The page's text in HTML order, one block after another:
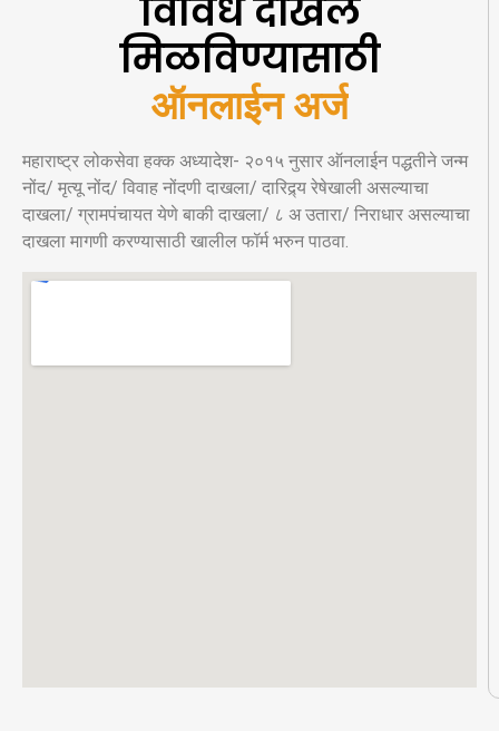
विविध दाखले
मिळविण्यासाठी
ऑनलाईन अर्ज
महाराष्ट्र लोकसेवा हक्क अध्यादेश- २०१५ नुसार ऑनलाईन पद्धतीने जन्म
नोंद/ मृत्यू नोंद/ विवाह नोंदणी दाखला/ दारिद्र्य रेषेखाली असल्याचा
दाखला/ ग्रामपंचायत येणे बाकी दाखला/ ८ अ उतारा/ निराधार असल्याचा
दाखला मागणी करण्यासाठी खालील फॉर्म भरुन पाठवा.